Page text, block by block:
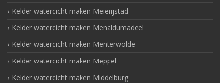
Kelder waterdicht maken Meierijstad
Kelder waterdicht maken Menaldumadeel
Kelder waterdicht maken Menterwolde
Kelder waterdicht maken Meppel
Kelder waterdicht maken Middelburg